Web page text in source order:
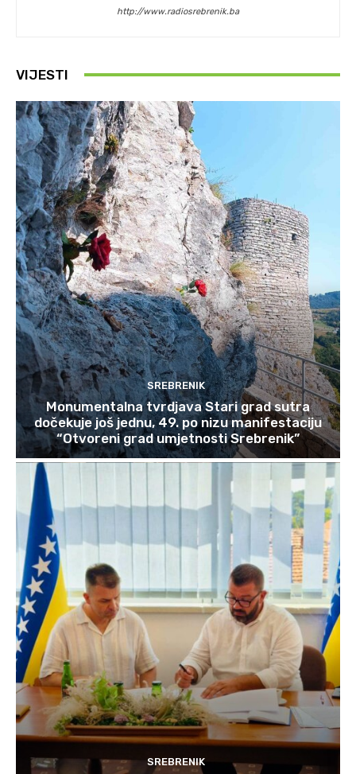
http://www.radiosrebrenik.ba
VIJESTI
SREBRENIK
Monumentalna tvrdjava Stari grad sutra
dočekuje još jednu, 49. po nizu manifestaciju
“Otvoreni grad umjetnosti Srebrenik”
SREBRENIK